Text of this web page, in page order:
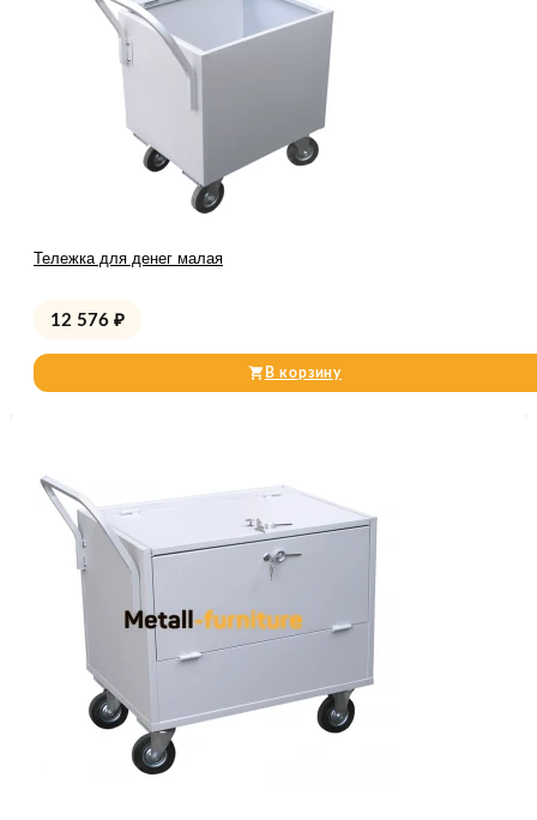
Тележка для денег малая
12 576 ₽
В корзину